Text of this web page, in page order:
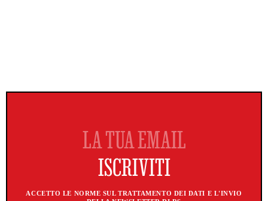
ACCETTO LE NORME SUL TRATTAMENTO DEI DATI E L'INVIO